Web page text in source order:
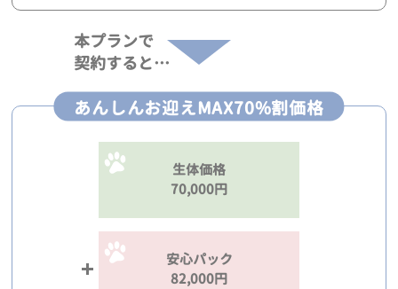
本プランで
契約すると…
あんしんお迎えMAX70%割価格
生体価格
70,000円
安心パック
82,000円